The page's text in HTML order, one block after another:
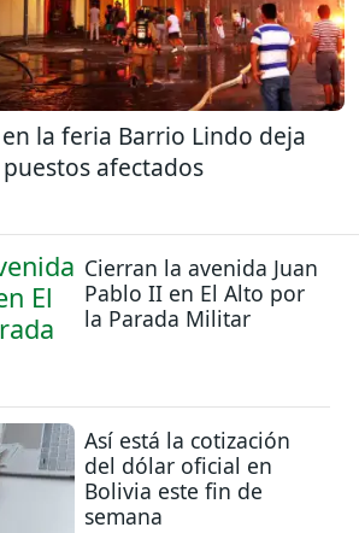
la feria Barrio Lindo deja
afectados
Cierran la avenida Juan
Pablo II en El Alto por
la Parada Militar
Así está la cotización
del dólar oficial en
Bolivia este fin de
semana